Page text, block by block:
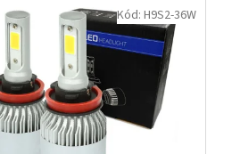
Kód: H9S2-36W